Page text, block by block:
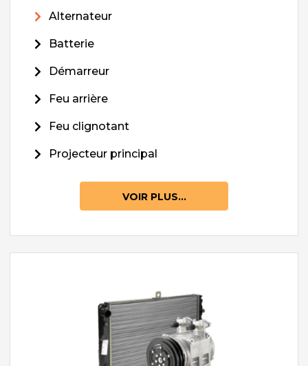
Alternateur
Batterie
Démarreur
Feu arrière
Feu clignotant
Projecteur principal
VOIR PLUS...